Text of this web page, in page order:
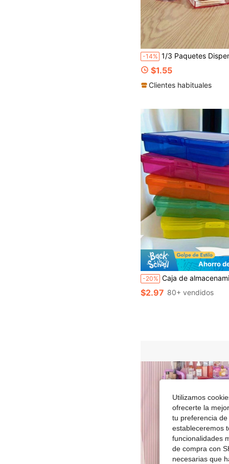
-14% 1/3 Paquetes Dispensador de Hisopos para bolas, bastoncillos, almohadillas redondas, hilo dental - Juego de 10 Oz / 7 Oz Tarros de Plástico Transparente de Boticario para Almacenamiento
$1.55
Clientes habituales
Ahorro
-20% Caja de almacenamiento multifuncional colorida, caja de almacenamiento de fotos estilo cajón, caja de almacenamiento de suministros de manualidades grande de 4*6 pulgadas, adecuada para uso en oficina y
$2.97 80+ vendidos
Utilizamos
ofrecerte la
tu preferencia
estableceremos
funcionalidades
de compra con
necesarias que